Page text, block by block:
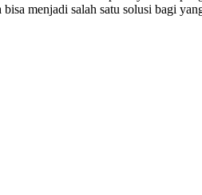
menjadi salah satu solusi bagi